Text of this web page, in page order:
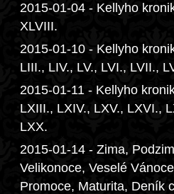
2015-01-04 - Kellyho
XLVIII.
2015-01-10 - Kellyho
LIII., LIV., LV., LVI., LVII.,
2015-01-11 - Kellyho
LXIII., LXIV., LXV., LXVI.,
LXX.
2015-01-14 - Zima,
Velikonoce, Veselé
Promoce, Maturita, Deník